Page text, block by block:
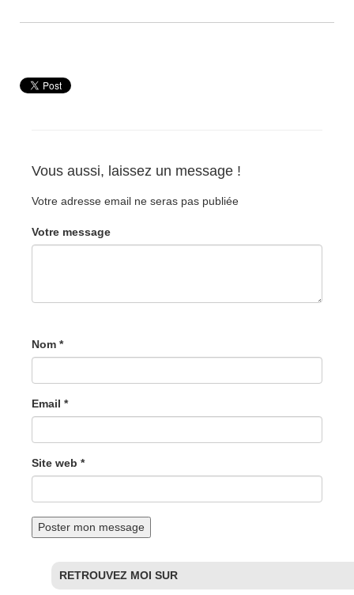
Vous aussi, laissez un message !
Votre adresse email ne seras pas publiée
Votre message
Nom *
Email *
Site web *
RETROUVEZ MOI SUR